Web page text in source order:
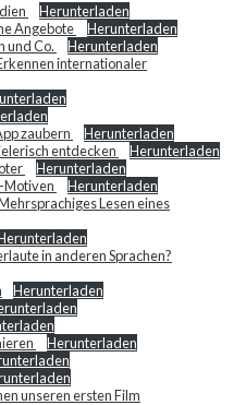
Herunterladen
Angebote
Herunterladen
und Co.
Herunterladen
internationaler
zaubern
Herunterladen
entdecken
Herunterladen
Herunterladen
Motiven
Herunterladen
Lesen eines
in anderen Sprachen?
Herunterladen
Herunterladen
unseren ersten Film